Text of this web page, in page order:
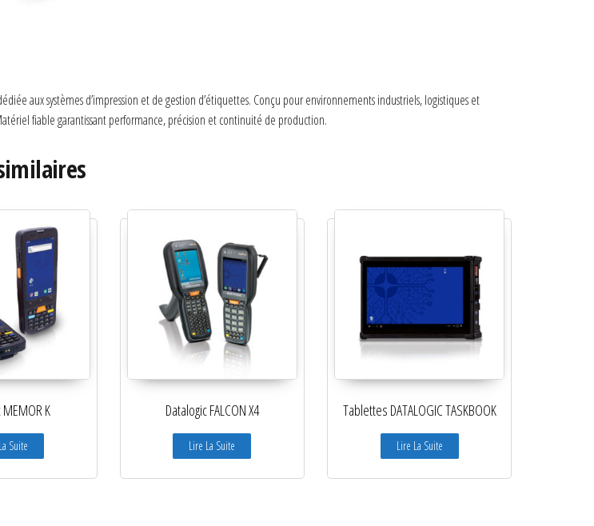
aux systèmes d’impression et de gestion d’étiquettes. Conçu pour environnements industriels, logistiques et
fiable garantissant performance, précision et continuité de production.
K
Suite
Datalogic FALCON X4
Lire La Suite
Tablettes DATALOGIC TASKBOOK
Lire La Suite